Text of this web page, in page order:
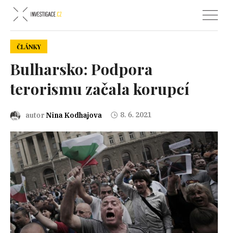
ČLÁNKY
Bulharsko: Podpora
terorismu začala korupcí
autorNina Kodhajova 8. 6. 2021